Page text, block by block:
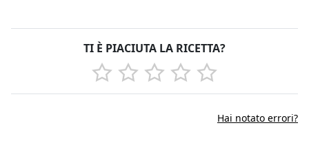
TI È PIACIUTA LA RICETTA?
Hai notato errori?